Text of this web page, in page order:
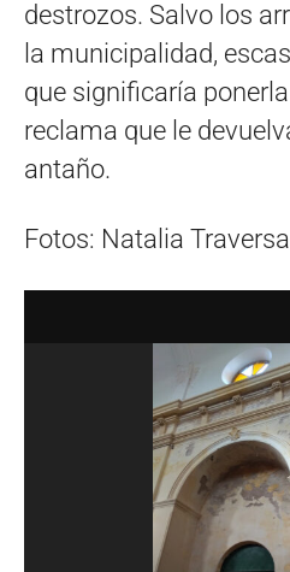
destrozos. Salvo los
la municipalidad,
que significaría
reclama que le
antaño.
Fotos: Natalia